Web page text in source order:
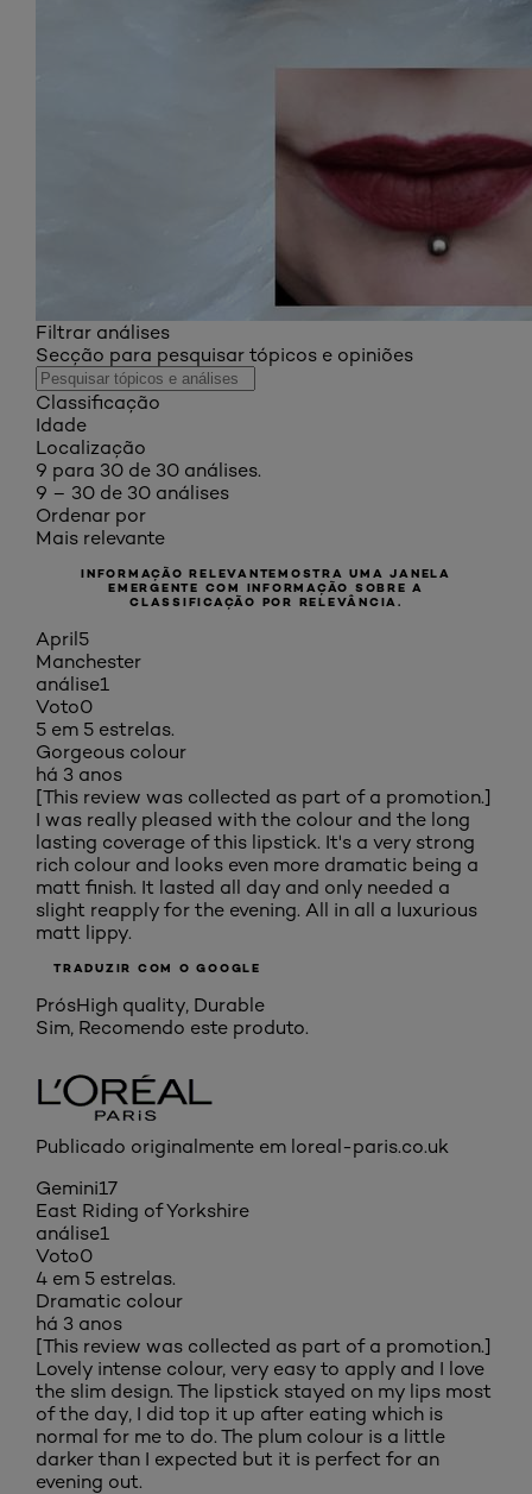
Filtrar análises
Secção para pesquisar tópicos e opiniões
Classificação
Idade
Localização
9 para 30 de 30 análises.
9 – 30 de 30 análises
Ordenar por
Mais relevante
INFORMAÇÃO RELEVANTEMOSTRA UMA JANELA
EMERGENTE COM INFORMAÇÃO SOBRE A
CLASSIFICAÇÃO POR RELEVÂNCIA.
April5
Manchester
análise1
Voto0
5 em 5 estrelas.
Gorgeous colour
há 3 anos
[This review was collected as part of a promotion.]
I was really pleased with the colour and the long
lasting coverage of this lipstick. It's a very strong
rich colour and looks even more dramatic being a
matt finish. It lasted all day and only needed a
slight reapply for the evening. All in all a luxurious
matt lippy.
TRADUZIR COM O GOOGLE
PrósHigh quality, Durable
Sim, Recomendo este produto.
Publicado originalmente em loreal-paris.co.uk
Gemini17
East Riding of Yorkshire
análise1
Voto0
4 em 5 estrelas.
Dramatic colour
há 3 anos
[This review was collected as part of a promotion.]
Lovely intense colour, very easy to apply and I love
the slim design. The lipstick stayed on my lips most
of the day, I did top it up after eating which is
normal for me to do. The plum colour is a little
darker than I expected but it is perfect for an
evening out.